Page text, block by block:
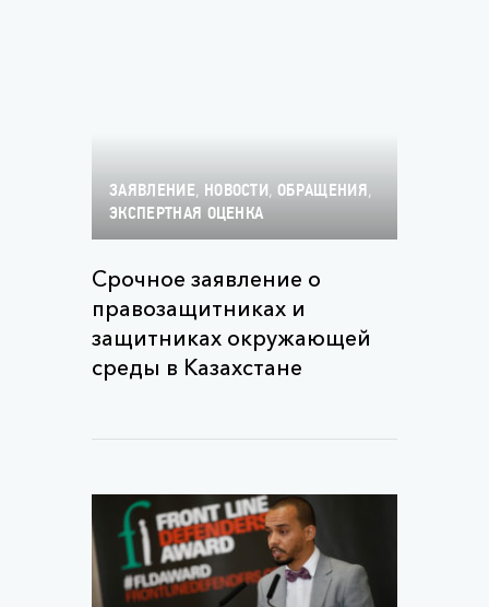
ЗАЯВЛЕНИЕ, НОВОСТИ,ОБРАЩЕНИЯ ,
ЭКСПЕРТНАЯ ОЦЕНКА
Срочное заявление о
правозащитниках и
защитниках окружающей
среды в Казахстане